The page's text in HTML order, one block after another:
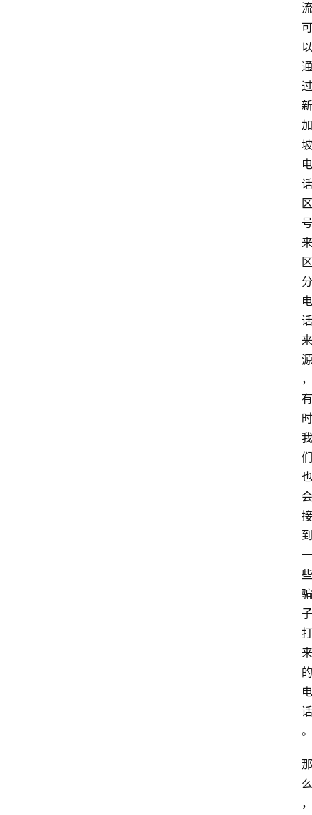
流
可
以
通
过
新
加
坡
电
话
区
号
来
区
分
电
话
来
源
，
有
时
我
们
也
会
接
到
一
些
骗
子
打
来
的
电
话
。
那
么
，